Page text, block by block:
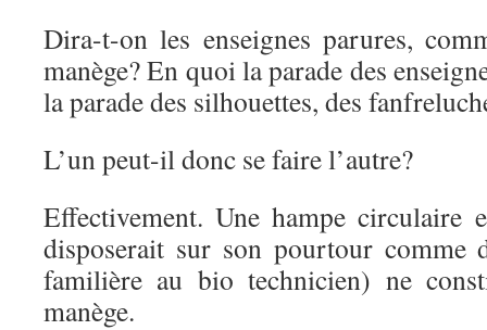
Dira-t-on les enseignes parures,
manège? En quoi la parade des
la parade des silhouettes, des
L’un peut-il donc se faire l’autre?
Effectivement. Une hampe circulaire
disposerait sur son pourtour comme
familière au bio technicien) ne
manège.